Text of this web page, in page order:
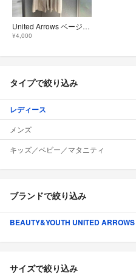
United Arrows ベージュ ロングのスプリングコート M
¥4,000
タイプで絞り込み
レディース
メンズ
キッズ／ベビー／マタニティ
ブランドで絞り込み
BEAUTY&YOUTH UNITED ARROWS
サイズで絞り込み